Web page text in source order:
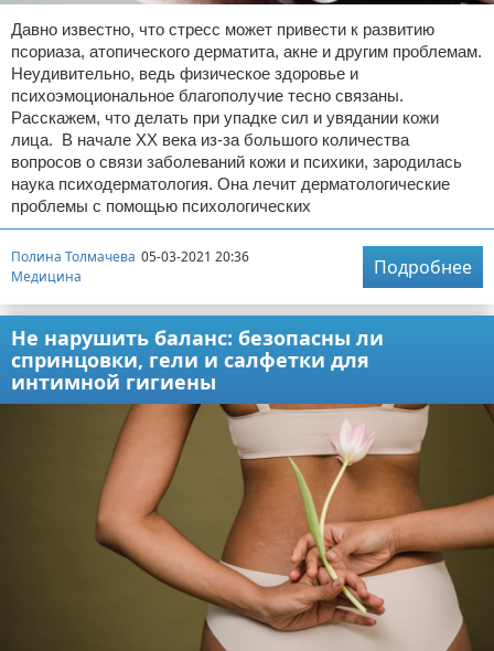
Давно известно, что стресс может привести к развитию
псориаза, атопического дерматита, акне и другим проблемам.
Неудивительно, ведь физическое здоровье и
психоэмоциональное благополучие тесно связаны.
Расскажем, что делать при упадке сил и увядании кожи
лица. В начале XX века из-за большого количества
вопросов о связи заболеваний кожи и психики, зародилась
наука психодерматология. Она лечит дерматологические
проблемы с помощью психологических
Полина Толмачева 05-03-2021 20:36
Медицина
Подробнее
Не нарушить баланс: безопасны ли
спринцовки, гели и салфетки для
интимной гигиены